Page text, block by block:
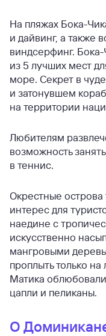
На пляжах Бока-
и дайвинг, а также
виндсерфинг.
из 5 лучших мест
море. Секрет в
и затонувшем
на территории
Любителям
возможность
в теннис.
Окрестные
интерес для
наедине с
искусственно
мангровыми
проплыть только
Матика
цапли и пеликаны.
О